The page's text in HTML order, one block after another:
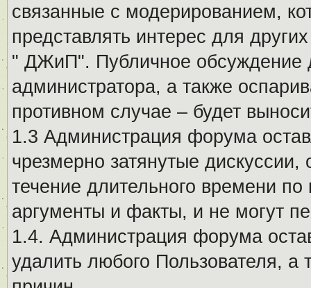
связанные с модерированием,
представлять интерес для
" ДЖиП". Публичное обсуждение
администратора, а также
противном случае – будет
1.3 Администрация форума
чрезмерно затянутые
течение длительного времени
аргументы и факты, и не могут
1.4. Администрация форума
удалить любого Пользователя, а